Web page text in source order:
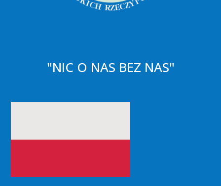
"NIC O NAS BEZ NAS"